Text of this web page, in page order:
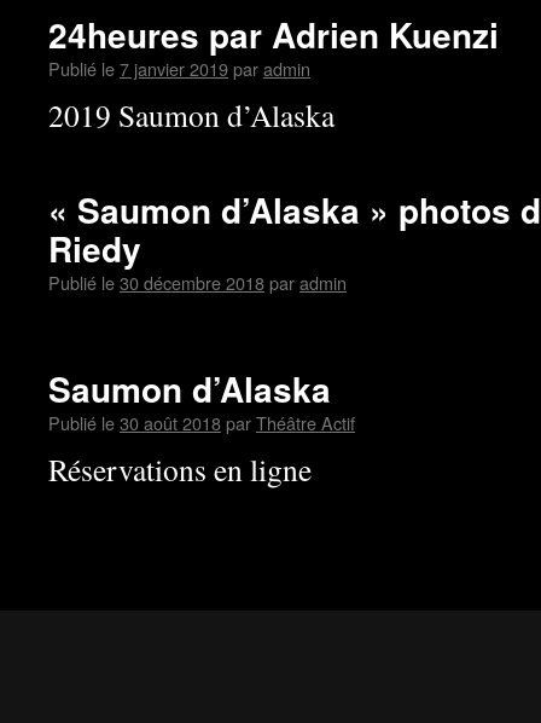
24heures par Adrien Kuenzi
Publié le7 janvier 2019paradmin
2019 Saumon d’Alaska
« Saumon d’Alaska » photos
Riedy
Publié le30 décembre 2018paradmin
Saumon d’Alaska
Publié le30 août 2018parThéâtre Actif
Réservations en ligne